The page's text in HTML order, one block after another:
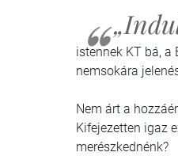
istennek KT bá,
nemsokára
Nem árt a
Kifejezetten igaz
merészkednénk?